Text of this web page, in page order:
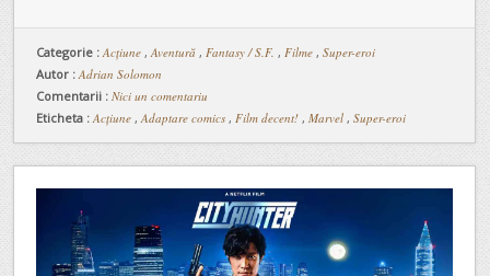
Categorie : Acţiune , Aventură , Fantasy / S.F. , Filme , Super-eroi
Autor : Adrian Solomon
Comentarii : Nici un comentariu
Eticheta : Acțiune , Adaptare comics , Film decent! , Marvel , Super-eroi